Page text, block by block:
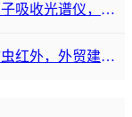
，选哪个建站平台合适？
贸建站平台哪个合适？